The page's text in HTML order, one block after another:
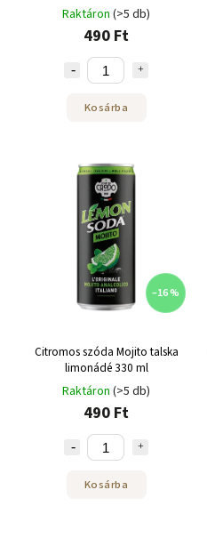
Raktáron (>5 db)
490 Ft
Kosárba
–16 %
Citromos szóda Mojito talska
limonádé 330 ml
Raktáron (>5 db)
490 Ft
Kosárba